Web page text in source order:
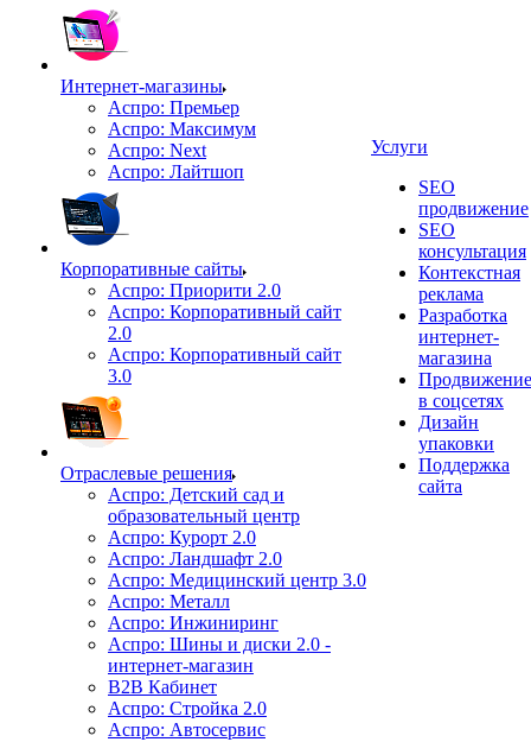
Интернет-магазины
Аспро: Премьер
Аспро: Максимум
Аспро: Next
Аспро: Лайтшоп
Корпоративные сайты
Аспро: Приорити 2.0
Аспро: Корпоративный сайт
2.0
Аспро: Корпоративный сайт
3.0
Отраслевые решения
Аспро: Детский сад и
образовательный центр
Аспро: Курорт 2.0
Аспро: Ландшафт 2.0
Аспро: Медицинский центр 3.0
Аспро: Металл
Аспро: Инжиниринг
Аспро: Шины и диски 2.0 -
интернет-магазин
B2B Кабинет
Аспро: Стройка 2.0
Аспро: Автосервис
Услуги
SEO
продвижение
SEO
консультация
Контекстная
реклама
Разработка
интернет-
магазина
Продвижение
в соцсетях
Дизайн
упаковки
Поддержка
сайта